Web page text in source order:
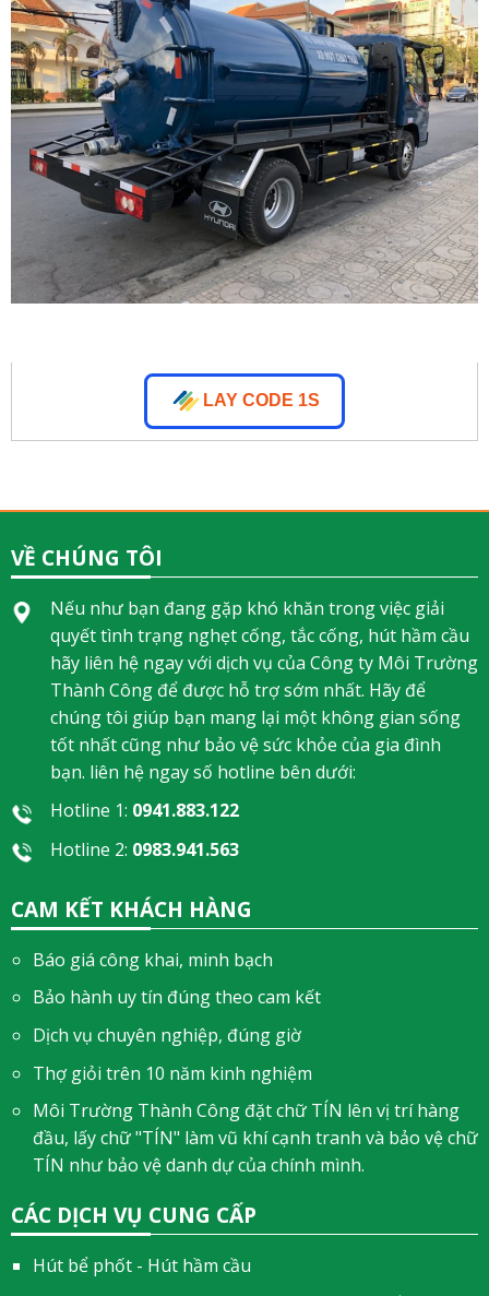
LAY CODE 1S
VỀ CHÚNG TÔI
Nếu như bạn đang gặp khó khăn trong việc giải
quyết tình trạng nghẹt cống, tắc cống, hút hầm cầu
hãy liên hệ ngay với dịch vụ của Công ty Môi Trường
Thành Công để được hỗ trợ sớm nhất. Hãy để
chúng tôi giúp bạn mang lại một không gian sống
tốt nhất cũng như bảo vệ sức khỏe của gia đình
bạn. liên hệ ngay số hotline bên dưới:
Hotline 1: 0941.883.122
Hotline 2: 0983.941.563
CAM KẾT KHÁCH HÀNG
Báo giá công khai, minh bạch
Bảo hành uy tín đúng theo cam kết
Dịch vụ chuyên nghiệp, đúng giờ
Thợ giỏi trên 10 năm kinh nghiệm
Môi Trường Thành Công đặt chữ TÍN lên vị trí hàng
đầu, lấy chữ "TÍN" làm vũ khí cạnh tranh và bảo vệ chữ
TÍN như bảo vệ danh dự của chính mình.
CÁC DỊCH VỤ CUNG CẤP
Hút bể phốt - Hút hầm cầu